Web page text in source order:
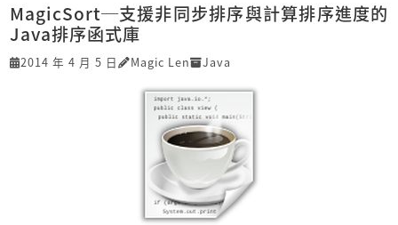
MagicSort─支援非同步排序與計算排序進度的
Java排序函式庫
2014 年 4 月 5 日 Magic Len Java